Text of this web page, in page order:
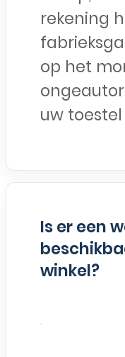
rekening
op het
uw
Is er een
winkel?